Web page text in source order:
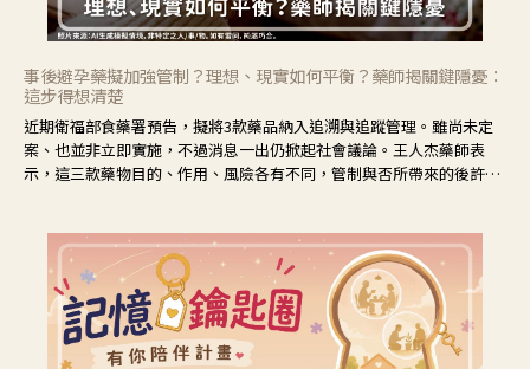
事後避孕藥擬加強管制？理想、現實如何平衡？藥師揭關鍵隱憂：
這步得想清楚
近期衛福部食藥署預告，擬將3款藥品納入追溯與追蹤管理。雖尚未定
案、也並非立即實施，不過消息一出仍掀起社會議論。王人杰藥師表
示，這三款藥物目的、作用、風險各有不同，管制與否所帶來的後許影